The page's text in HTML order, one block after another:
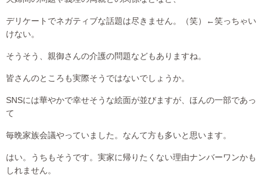
デリケートでネガティブな話題は尽きません。（笑）←笑っちゃい
けない。
そうそう、親御さんの介護の問題などもありますね。
皆さんのところも実際そうではないでしょうか。
SNSには華やかで幸せそうな絵面が並びますが、ほんの一部であっ
て
毎晩家族会議やっていました。なんて方も多いと思います。
はい。うちもそうです。実家に帰りたくない理由ナンバーワンかも
しれません。